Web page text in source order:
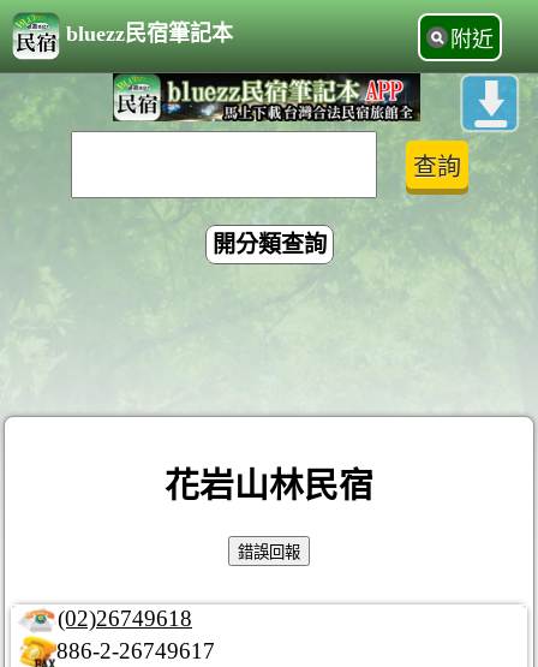
bluezz民宿筆記本 附近
開分類查詢
花岩山林民宿
(02)26749618
886-2-26749617